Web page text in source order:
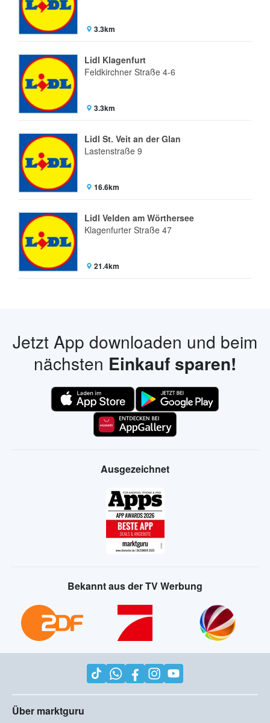
3.3km
Lidl Klagenfurt
Feldkirchner Straße 4-6
3.3km
Lidl St. Veit an der Glan
Lastenstraße 9
16.6km
Lidl Velden am Wörthersee
Klagenfurter Straße 47
21.4km
Jetzt App downloaden und beim
nächsten Einkauf sparen!
Ausgezeichnet
Bekannt aus der TV Werbung
Über marktguru